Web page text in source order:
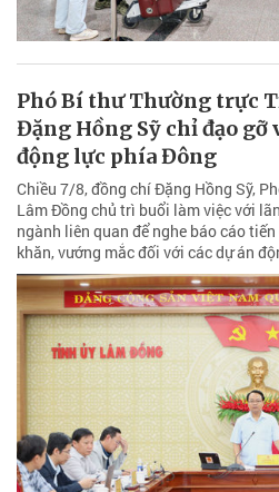
Phó Bí thư Thường trực
Đặng Hồng Sỹ chỉ đạo gỡ
động lực phía Đông
Chiều 7/8, đồng chí Đặng Hồng Sỹ,
Lâm Đồng chủ trì buổi làm việc với
ngành liên quan để nghe báo cáo
khăn, vướng mắc đối với các dự án